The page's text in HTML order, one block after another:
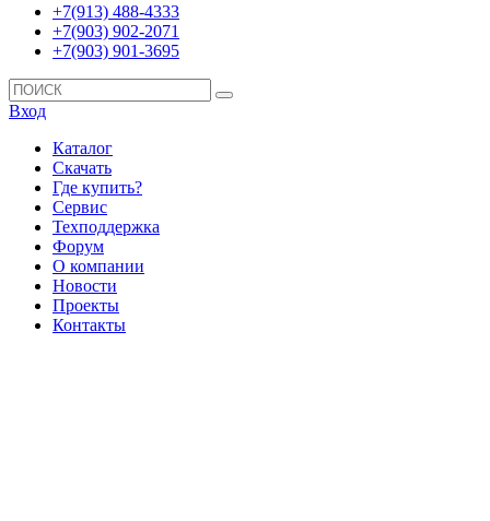
+7(913) 488-4333
+7(903) 902-2071
+7(903) 901-3695
Вход
Каталог
Скачать
Где купить?
Сервис
Техподдержка
Форум
О компании
Новости
Проекты
Контакты